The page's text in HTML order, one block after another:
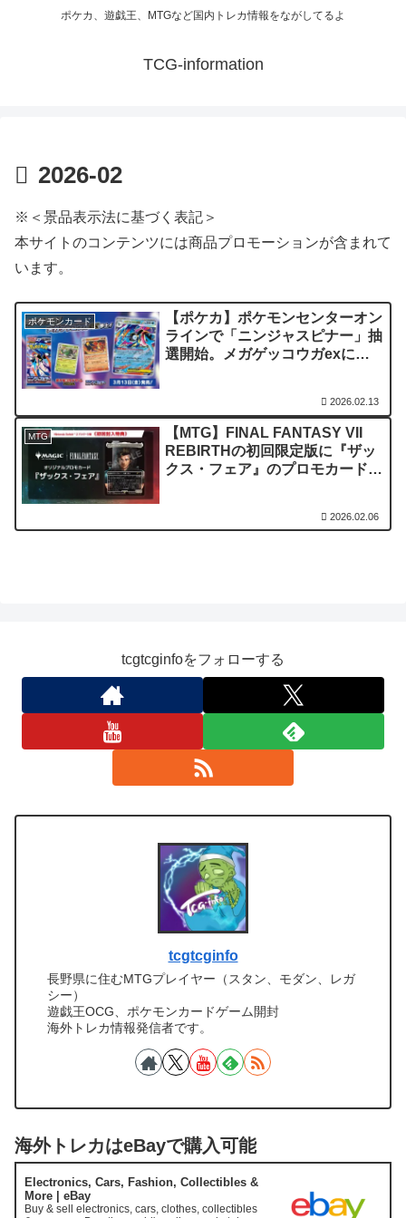
ポケカ、遊戯王、MTGなど国内トレカ情報をながしてるよ
TCG-information
2026-02
※＜景品表示法に基づく表記＞
本サイトのコンテンツには商品プロモーションが含まれて
います。
ポケモンカード
【ポケカ】ポケモンセンターオン
ラインで「ニンジャスピナー」抽
選開始。メガゲッコウガexに注
2026.02.13
MTG
【MTG】FINAL FANTASY VII
REBIRTHの初回限定版に『ザッ
クス・フェア』のプロモカードが
2026.02.06
tcgtcginfoをフォローする
tcgtcginfo
長野県に住むMTGプレイヤー（スタン、モダン、レガ
シー）
遊戯王OCG、ポケモンカードゲーム開封
海外トレカ情報発信者です。
海外トレカはeBayで購入可能
Electronics, Cars, Fashion, Collectibles &
More | eBay
Buy & sell electronics, cars, clothes, collectibles